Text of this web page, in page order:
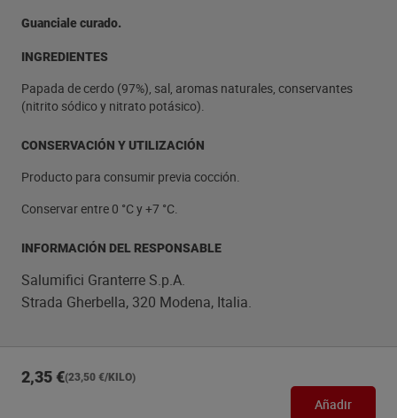
Guanciale curado.
INGREDIENTES
Papada de cerdo (97%), sal, aromas naturales, conservantes
(nitrito sódico y nitrato potásico).
CONSERVACIÓN Y UTILIZACIÓN
Producto para consumir previa cocción.
Conservar entre 0 °C y +7 °C.
INFORMACIÓN DEL RESPONSABLE
Salumifici Granterre S.p.A.
Strada Gherbella, 320 Modena, Italia.
2,35 €(23,50 €/KILO)
Añadir